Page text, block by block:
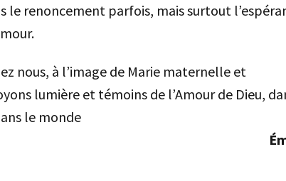
le renoncement parfois, mais surtout
nous, à l’image de Marie maternelle et
lumière et témoins de l’Amour de Dieu,
le monde